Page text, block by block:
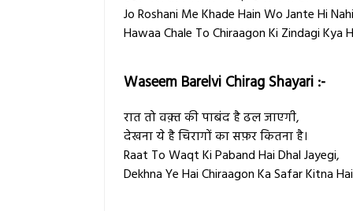
Jo Roshani Me Khade Hain Wo Jante Hi
Hawaa Chale To Chiraagon Ki Zindagi Kya
Waseem Barelvi Chirag Shayari :-
रात तो वक़्त की पाबंद है ढल जाएगी,
देखना ये है चिरागों का सफ़र कितना है।
Raat To Waqt Ki Paband Hai Dhal Jayegi,
Dekhna Ye Hai Chiraagon Ka Safar Kitna